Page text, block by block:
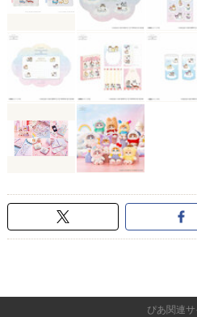
ぴあ関連サ